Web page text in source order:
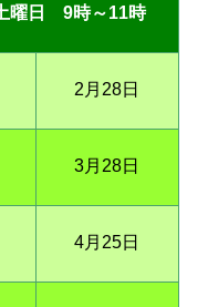
曜日 9時～11時
2月28日
3月28日
4月25日